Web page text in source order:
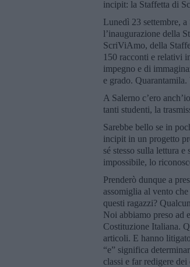
incipit: la Staffetta di
Lunedì 23 settembre,
l’inaugurazione della
ScriViAmo, della
150 racconti e relativi
impegno e di
e grado.
A Salerno c’ero
tanti studenti, la
Sarebbe bello se in
incipit in un progetto
sé stesso sulla lettura
impossibile, lo
Prenderò dunque a
assomiglia al vento
questi ragazzi?
Noi abbiamo preso ad
Costituzione Italiana.
articoli. E hanno
“e” significa
classi e far redigere